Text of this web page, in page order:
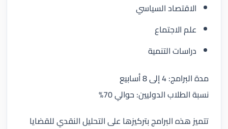
الاقتصاد السياسي
علم الاجتماع
دراسات التنمية
مدة البرامج: 4 إلى 8 أسابيع
نسبة الطلاب الدوليين: حوالي 70%
تتميز هذه البرامج بتركيزها على التحليل النقدي للقضايا